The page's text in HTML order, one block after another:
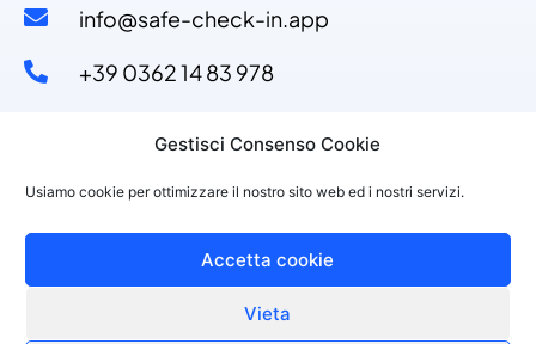
Gestisci Consenso Cookie
Usiamo cookie per ottimizzare il nostro sito web ed i nostri servizi.
Accetta cookie
Vieta
info@safe-check-in.app
+39 0362 14 83 978​
Via Dante Alighieri, 4
20822 Seveso (MB)
©2021 PURPLESOFT S.R.L., P.IVA 10143150968